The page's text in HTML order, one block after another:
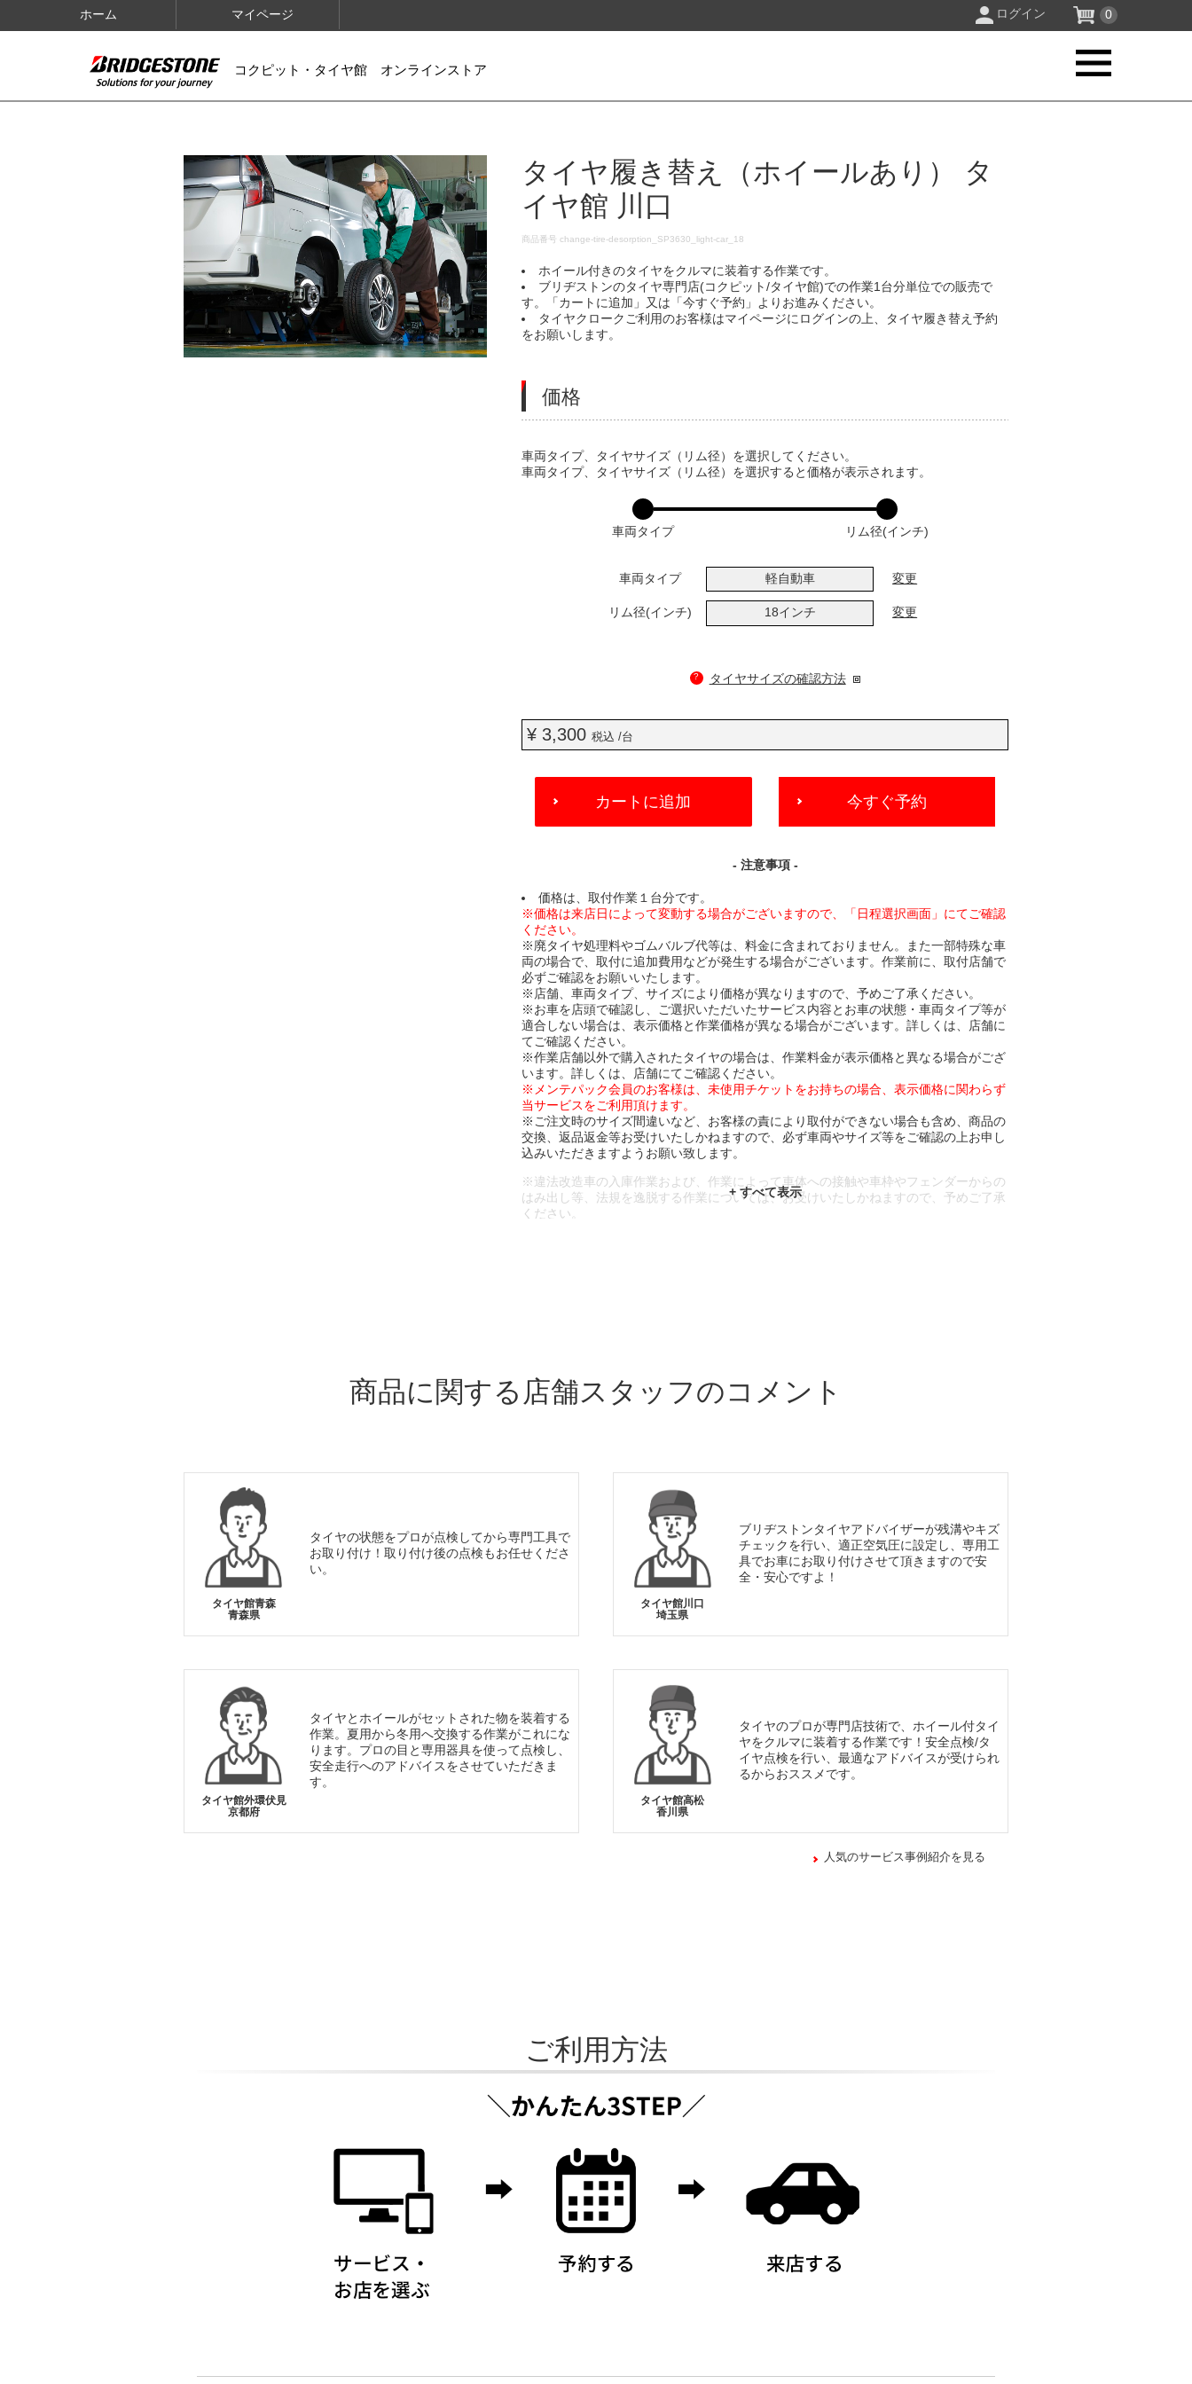
ホーム マイページ ログイン 0
コクピット・タイヤ館 オンラインストア
IMAGES
タイヤ履き替え（ホイールあり） タ
イヤ館 川口
DETAILS
商品番号change-tire-desorption_SP3630_light-car_18
ホイール付きのタイヤをクルマに装着する作業です。
ブリヂストンのタイヤ専門店(コクピット/タイヤ館)での作業1台分単位での販売で
す。「カートに追加」又は「今すぐ予約」よりお進みください。
タイヤクロークご利用のお客様はマイページにログインの上、タイヤ履き替え予約
をお願いします。
価格
VARIATIONS
車両タイプ、タイヤサイズ（リム径）を選択してください。
車両タイプ、タイヤサイズ（リム径）を選択すると価格が表示されます。
車両タイプ リム径(インチ)
車両タイプ 軽自動車 変更
リム径(インチ) 18インチ 変更
? タイヤサイズの確認方法
¥ 3,300税込 /台
ADD
CART
カートに追加 今すぐ予約
- 注意事項 -
価格は、取付作業１台分です。
※価格は来店日によって変動する場合がございますので、「日程選択画面」にてご確認
ください。
※廃タイヤ処理料やゴムバルブ代等は、料金に含まれておりません。また一部特殊な車
両の場合で、取付に追加費用などが発生する場合がございます。作業前に、取付店舗で
必ずご確認をお願いいたします。
※店舗、車両タイプ、サイズにより価格が異なりますので、予めご了承ください。
※お車を店頭で確認し、ご選択いただいたサービス内容とお車の状態・車両タイプ等が
適合しない場合は、表示価格と作業価格が異なる場合がございます。詳しくは、店舗に
てご確認ください。
※作業店舗以外で購入されたタイヤの場合は、作業料金が表示価格と異なる場合がござ
います。詳しくは、店舗にてご確認ください。
※メンテパック会員のお客様は、未使用チケットをお持ちの場合、表示価格に関わらず
当サービスをご利用頂けます。
※ご注文時のサイズ間違いなど、お客様の責により取付ができない場合も含め、商品の
交換、返品返金等お受けいたしかねますので、必ず車両やサイズ等をご確認の上お申し
込みいただきますようお願い致します。
※違法改造車の入庫作業および、作業によって車体への接触や車枠やフェンダーからの
はみ出し等、法規を逸脱する作業については、お受けいたしかねますので、予めご了承
ください。
商品に関する店舗スタッフのコメント
タイヤ館青森
青森県
タイヤの状態をプロが点検してから専門工具で
お取り付け！取り付け後の点検もお任せくださ
い。
タイヤ館川口
埼玉県
ブリヂストンタイヤアドバイザーが残溝やキズ
チェックを行い、適正空気圧に設定し、専用工
具でお車にお取り付けさせて頂きますので安
全・安心ですよ！
タイヤ館外環伏見
京都府
タイヤとホイールがセットされた物を装着する
作業。夏用から冬用へ交換する作業がこれにな
ります。プロの目と専用器具を使って点検し、
安全走行へのアドバイスをさせていただきま
す。
タイヤ館高松
香川県
タイヤのプロが専門店技術で、ホイール付タイ
ヤをクルマに装着する作業です！安全点検/タ
イヤ点検を行い、最適なアドバイスが受けられ
るからおススメです。
人気のサービス事例紹介を見る
ご利用方法